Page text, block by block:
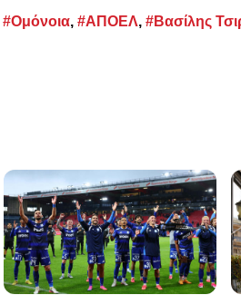
#Ομόνοια, #ΑΠΟΕΛ, #Βασίλης